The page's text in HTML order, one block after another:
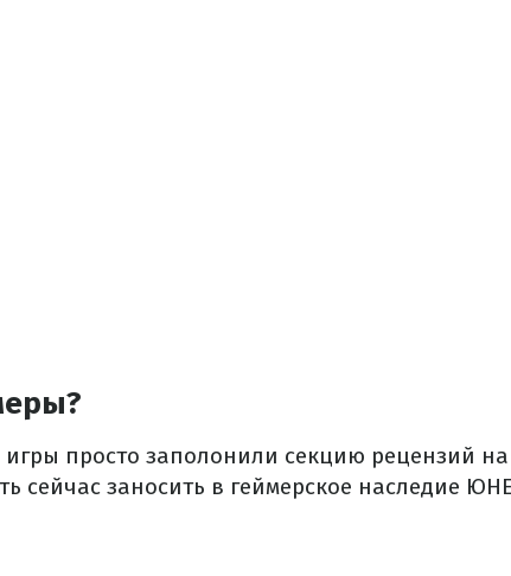
игры просто заполонили секцию рецензий на
сейчас заносить в геймерское наследие